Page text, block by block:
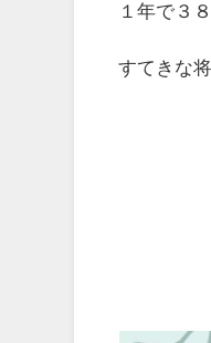
１年で３
すてきな